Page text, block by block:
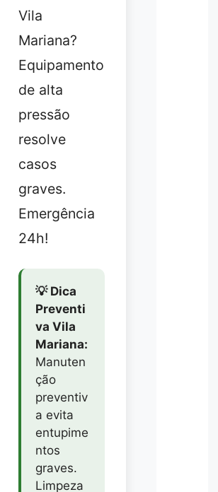
Vila
Mariana?
Equipamento
de alta
pressão
resolve
casos
graves.
Emergência
24h!
💡 Dica
Preventi
va Vila
Mariana:
Manuten
ção
preventiv
a evita
entupime
ntos
graves.
Limpeza